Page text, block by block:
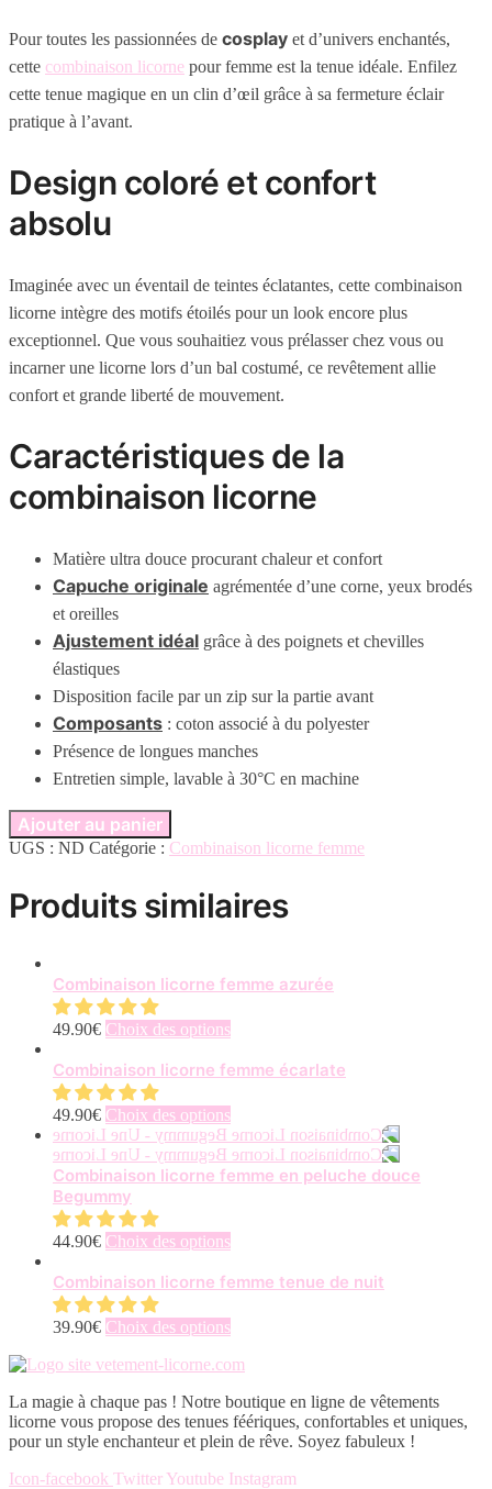
Pour toutes les passionnées de cosplay et d’univers enchantés,
cette combinaison licorne pour femme est la tenue idéale. Enfilez
cette tenue magique en un clin d’œil grâce à sa fermeture éclair
pratique à l’avant.
Design coloré et confort
absolu
Imaginée avec un éventail de teintes éclatantes, cette combinaison
licorne intègre des motifs étoilés pour un look encore plus
exceptionnel. Que vous souhaitiez vous prélasser chez vous ou
incarner une licorne lors d’un bal costumé, ce revêtement allie
confort et grande liberté de mouvement.
Caractéristiques de la
combinaison licorne
Matière ultra douce procurant chaleur et confort
Capuche originale agrémentée d’une corne, yeux brodés
et oreilles
Ajustement idéal grâce à des poignets et chevilles
élastiques
Disposition facile par un zip sur la partie avant
Composants : coton associé à du polyester
Présence de longues manches
Entretien simple, lavable à 30°C en machine
Ajouter au panier
UGS : ND Catégorie : Combinaison licorne femme
Produits similaires
Combinaison licorne femme azurée
49.90€ Choix des optionsCe
a
variations.
Les
options
peuvent
être
la
du
Combinaison licorne femme écarlate
49.90€ Choix des optionsCe
produit
a
plusieurs
options
peuvent
choisies
la
du
Combinaison licorne femme en peluche douce
Begummy
44.90€ Choix des optionsCe
a
variations.
Les
options
peuvent
être
choisies
sur
page
Combinaison licorne femme tenue de nuit
39.90€ Choix des optionsCe
a
variations.
Les
options
être
La magie à chaque pas ! Notre boutique en ligne de vêtements
licorne vous propose des tenues féériques, confortables et uniques,
pour un style enchanteur et plein de rêve. Soyez fabuleux !
Icon-facebook Twitter Youtube Instagram